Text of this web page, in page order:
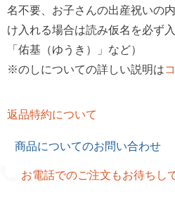
名不要、お子さんの出産祝いの
け入れる場合は読み仮名を必ず
「佑基（ゆうき）」など）
※のしについての詳しい説明は
返品特約について
商品についてのお問い合わせ
お電話でのご注文もお待ちし